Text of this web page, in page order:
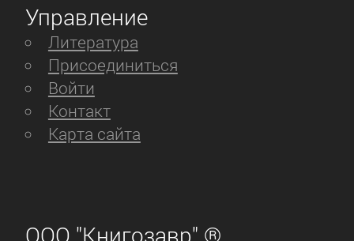
Управление
Литература
Присоединиться
Войти
Контакт
Карта сайта
ООО "Книгозавр" ®